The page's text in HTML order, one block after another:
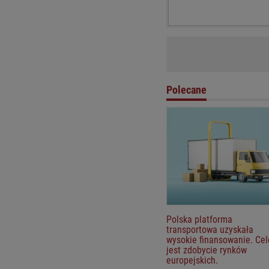
212. Kodeksu Karnego (z
Polecane
Polska platforma
transportowa uzyskała
wysokie finansowanie.
jest zdobycie rynków
europejskich.